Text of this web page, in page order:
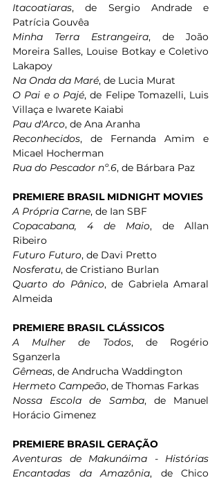
Itacoatiaras, de Sergio Andrade e
Patrícia Gouvêa
Minha Terra Estrangeira, de João
Moreira Salles, Louise Botkay e Coletivo
Lakapoy
Na Onda da Maré, de Lucia Murat
O Pai e o Pajé, de Felipe Tomazelli, Luis
Villaça e Iwarete Kaiabi
Pau d'Arco, de Ana Aranha
Reconhecidos, de Fernanda Amim e
Micael Hocherman
Rua do Pescador nº.6, de Bárbara Paz
PREMIERE BRASIL MIDNIGHT MOVIES
A Própria Carne, de Ian SBF
Copacabana, 4 de Maio, de Allan
Ribeiro
Futuro Futuro, de Davi Pretto
Nosferatu, de Cristiano Burlan
Quarto do Pânico, de Gabriela Amaral
Almeida
PREMIERE BRASIL CLÁSSICOS
A Mulher de Todos, de Rogério
Sganzerla
Gêmeas, de Andrucha Waddington
Hermeto Campeão, de Thomas Farkas
Nossa Escola de Samba, de Manuel
Horácio Gimenez
PREMIERE BRASIL GERAÇÃO
Aventuras de Makunáima - Histórias
Encantadas da Amazônia, de Chico